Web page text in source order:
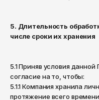
5. Длительность
числе сроки их хранения
5.1 Приняв условия
согласие на то, чтобы:
5.1.1 Компания хранила
протяжение всего
Саратов
Сергиев Посад
Симферополь
Смоленск